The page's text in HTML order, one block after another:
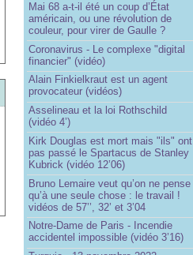
Mai 68 a-t-il été un coup d’État
américain, ou une révolution de
couleur, pour virer de Gaulle ?
Coronavirus - Le complexe "digital
financier" (vidéo)
Alain Finkielkraut est un agent
provocateur (vidéos)
Asselineau et la loi Rothschild
(vidéo 4’)
Kirk Douglas est mort mais "ils" ont
pas passé le Spartacus de Stanley
Kubrick (vidéo 12’06)
Bruno Lemaire veut qu’on ne pense
qu’à une seule chose : le travail !
vidéos de 57’’, 32’ et 3’04
Notre-Dame de Paris - Incendie
accidentel impossible (vidéo 3’16)